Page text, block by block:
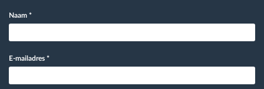
Naam *
E-mailadres *